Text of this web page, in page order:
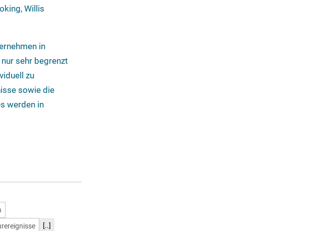
Willis
in
sehr begrenzt
zu
sowie die
werden in
[..]